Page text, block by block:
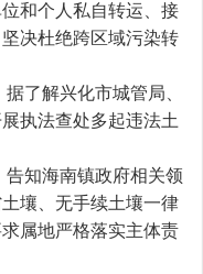
和个人私自转运、接
决杜绝跨区域污染转
了解兴化市城管局、
执法查处多起违法土
知海南镇政府相关领
壤、无手续土壤一律
属地严格落实主体责